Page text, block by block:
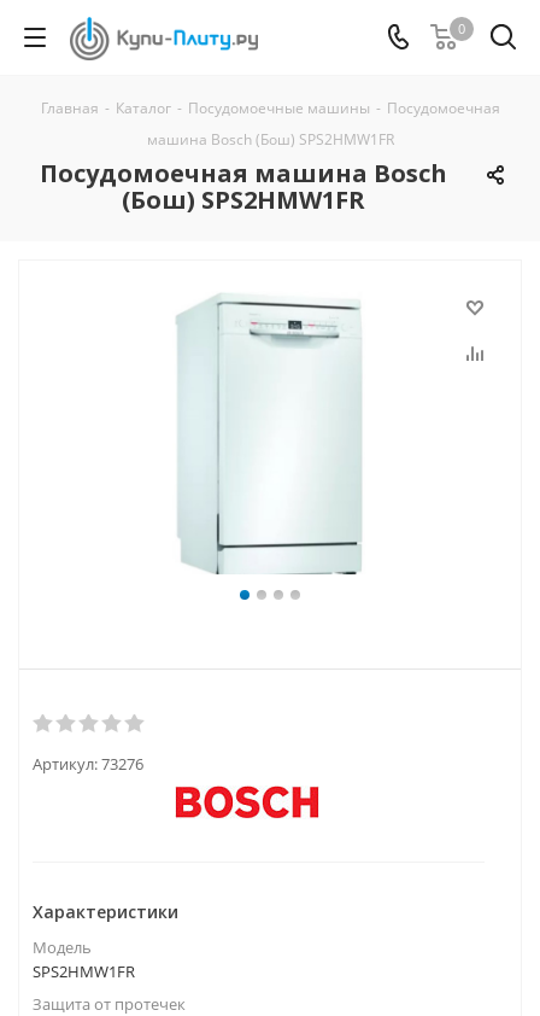
0
Главная - Каталог - Посудомоечные машины - Посудомоечная
машина Bosch (Бош) SPS2HMW1FR
Посудомоечная машина Bosch
(Бош) SPS2HMW1FR
Артикул:73276
Характеристики
Модель
SPS2HMW1FR
Защита от протечек